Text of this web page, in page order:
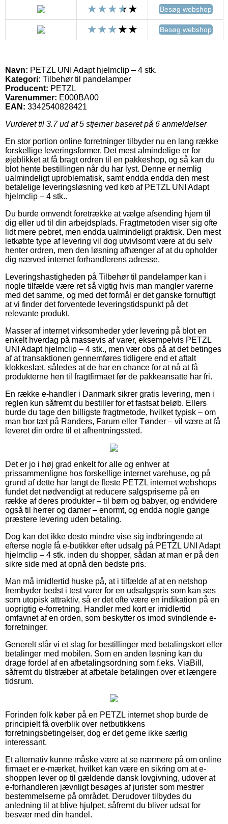
Besøg webshop
Besøg webshop
Navn: PETZL UNI Adapt hjelmclip – 4 stk.
Kategori: Tilbehør til pandelamper
Producent: PETZL
Varenummer: E000BA00
EAN: 3342540828421
Vurderet til 3.7ud af 5 stjerner baseret på 6 anmeldelser
En stor portion online forretninger tilbyder nu en lang række
forskellige leveringsformer. Det mest almindelige er for
øjeblikket at få bragt ordren til en pakkeshop, og så kan du
blot hente bestillingen når du har lyst. Denne er nemlig
ualmindeligt uproblematisk, samt endda endda den mest
betalelige leveringsløsning ved køb af PETZL UNI Adapt
hjelmclip – 4 stk..
Du burde omvendt foretrække at vælge afsending hjem til
dig eller ud til din arbejdsplads. Fragtmetoden viser sig ofte
lidt mere pebret, men endda ualmindeligt praktisk. Den mest
letkøbte type af levering vil dog utvivlsomt være at du selv
henter ordren, men den løsning afhænger af at du opholder
dig nærved internet forhandlerens adresse.
Leveringshastigheden på Tilbehør til pandelamper kan i
nogle tilfælde være ret så vigtig hvis man mangler varerne
med det samme, og med det formål er det ganske fornuftigt
at vi finder det forventede leveringstidspunkt på det
relevante produkt.
Masser af internet virksomheder yder levering på blot en
enkelt hverdag på massevis af varer, eksempelvis PETZL
UNI Adapt hjelmclip – 4 stk., men vær obs på at det betinges
af at transaktionen gennemføres tidligere end et aftalt
klokkeslæt, således at de har en chance for at nå at få
produkterne hen til fragtfirmaet før de pakkeansatte har fri.
En række e-handler i Danmark sikrer gratis levering, men i
reglen kun såfremt du bestiller for et fastsat beløb. Ellers
burde du tage den billigste fragtmetode, hvilket typisk – om
man bor tæt på Randers, Farum eller Tønder – vil være at få
leveret din ordre til et afhentningssted.
Det er jo i høj grad enkelt for alle og enhver at
prissammenligne hos forskellige internet varehuse, og på
grund af dette har langt de fleste PETZL internet webshops
fundet det nødvendigt at reducere salgspriserne på en
række af deres produkter – til børn og babyer, og endvidere
også til herrer og damer – enormt, og endda nogle gange
præstere levering uden betaling.
Dog kan det ikke desto mindre vise sig indbringende at
efterse nogle få e-butikker efter udsalg på PETZL UNI Adapt
hjelmclip – 4 stk. inden du shopper, sådan at man er på den
sikre side med at opnå den bedste pris.
Man må imidlertid huske på, at i tilfælde af at en netshop
frembyder bedst i test varer for en udsalgspris som kan ses
som utopisk attraktiv, så er det ofte være en indikation på en
uoprigtig e-forretning. Handler med kort er imidlertid
omfavnet af en orden, som beskytter os imod svindlende e-
forretninger.
Generelt slår vi et slag for bestillinger med betalingskort eller
betalinger med mobilen. Som en anden løsning kan du
drage fordel af en afbetalingsordning som f.eks. ViaBill,
såfremt du tilstræber at afbetale betalingen over et længere
tidsrum.
Forinden folk køber på en PETZL internet shop burde de
principielt få overblik over netbutikkens
forretningsbetingelser, dog er det gerne ikke særlig
interessant.
Et alternativ kunne måske være at se nærmere på om online
firmaet er e-mærket, hvilket kan være en sikring om at e-
shoppen lever op til gældende dansk lovgivning, udover at
e-forhandleren jævnligt besøges af jurister som mestrer
bestemmelserne på området. Derudover tilbydes du
anledning til at blive hjulpet, såfremt du bliver udsat for
besvær med din handel.